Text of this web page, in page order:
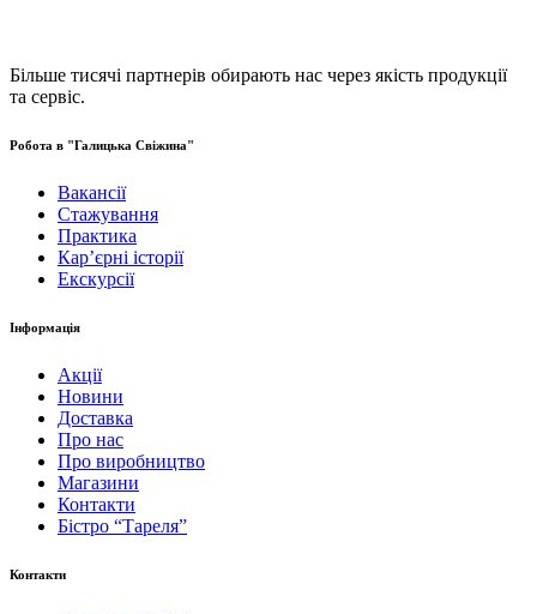
Більше тисячі партнерів обирають нас через якість продукції
та сервіс.
Робота в "Галицька Свіжина"
Вакансії
Стажування
Практика
Карʼєрні історії
Екскурсії
Інформація
Акції
Новини
Доставка
Про нас
Про виробництво
Магазини
Контакти
Бістро “Тареля”
Контакти